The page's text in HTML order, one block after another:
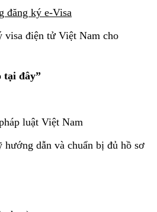
đăng ký e-Visa
điện tử Việt Nam cho
tại đây”
luật Việt Nam
dẫn và chuẩn bị đủ hồ sơ